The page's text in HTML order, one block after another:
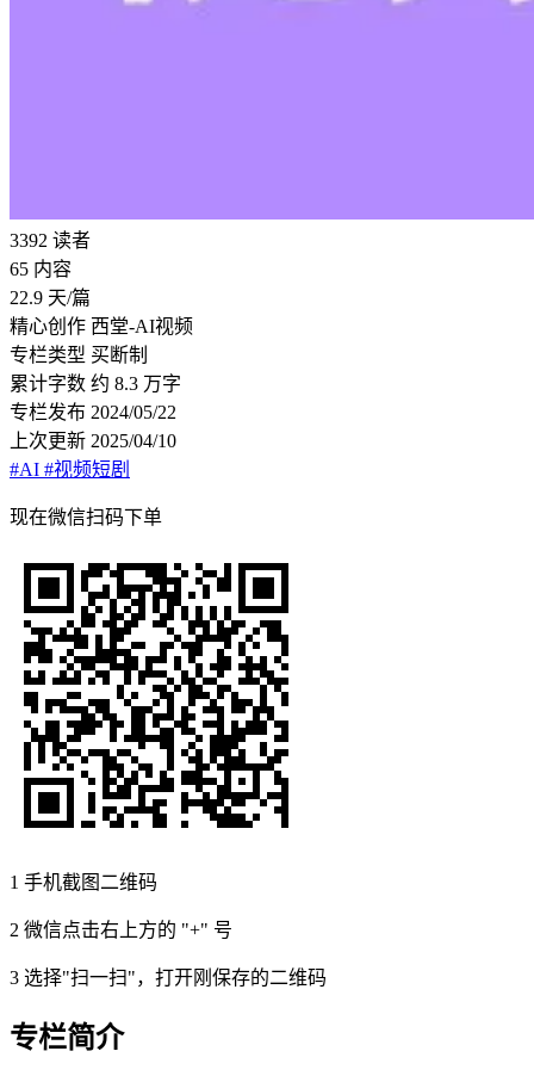
3392 读者
65 内容
22.9 天/篇
精心创作 西堂-AI视频
专栏类型 买断制
累计字数 约 8.3 万字
专栏发布 2024/05/22
上次更新 2025/04/10
#AI #视频短剧
现在微信扫码下单
1 手机截图二维码
2 微信点击右上方的 "+" 号
3 选择"扫一扫"，打开刚保存的二维码
专栏简介